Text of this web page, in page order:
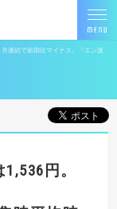
月連続で前期比マイナス。『エン派
円。